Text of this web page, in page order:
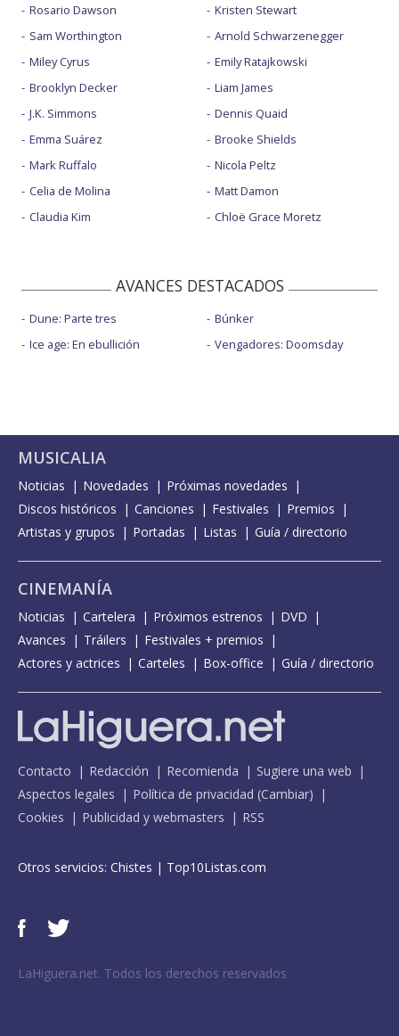
Rosario Dawson
Sam Worthington
Miley Cyrus
Brooklyn Decker
J.K. Simmons
Emma Suárez
Mark Ruffalo
Celia de Molina
Claudia Kim
Kristen Stewart
Arnold Schwarzenegger
Emily Ratajkowski
Liam James
Dennis Quaid
Brooke Shields
Nicola Peltz
Matt Damon
Chloë Grace Moretz
AVANCES DESTACADOS
Dune: Parte tres
Ice age: En ebullición
Búnker
Vengadores: Doomsday
MUSICALIA
Noticias Novedades
Próximas novedades
Discos históricos
Canciones Festivales
Premios
Artistas y grupos
Portadas Listas Guía / directorio
CINEMANÍA
Noticias Cartelera Próximos estrenos
DVD
Avances
Tráilers
Festivales + premios
Actores y actrices
Carteles Box-office Guía / directorio
Contacto Redacción Recomienda
Sugiere una web
Aspectos legales
Política de privacidad (Cambiar)
Cookies
Publicidad y webmasters RSS
Otros servicios: Chistes | Top10Listas.com
LaHiguera.net. Todos los derechos reservados